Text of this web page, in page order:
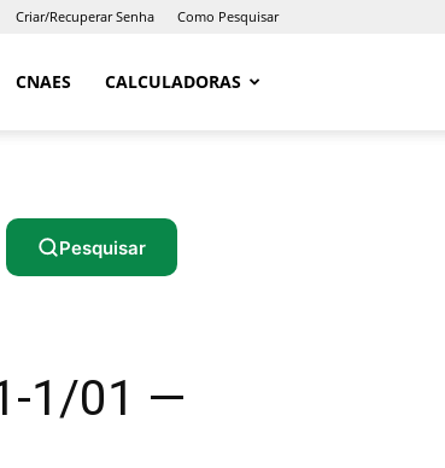
Criar/Recuperar Senha Como Pesquisar
CNAES CALCULADORAS
Pesquisar
1/01 —